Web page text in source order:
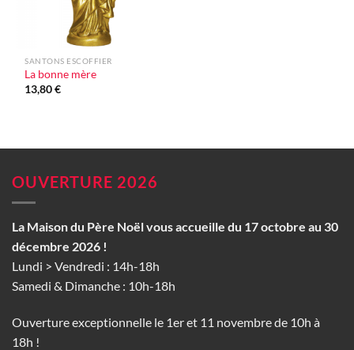
SANTONS ESCOFFIER
La bonne mère
13,80€
OUVERTURE 2026
La Maison du Père Noël vous accueille du 17 octobre au 30
décembre 2026 !
Lundi > Vendredi : 14h-18h
Samedi & Dimanche : 10h-18h
Ouverture exceptionnelle le 1er et 11 novembre de 10h à
18h !